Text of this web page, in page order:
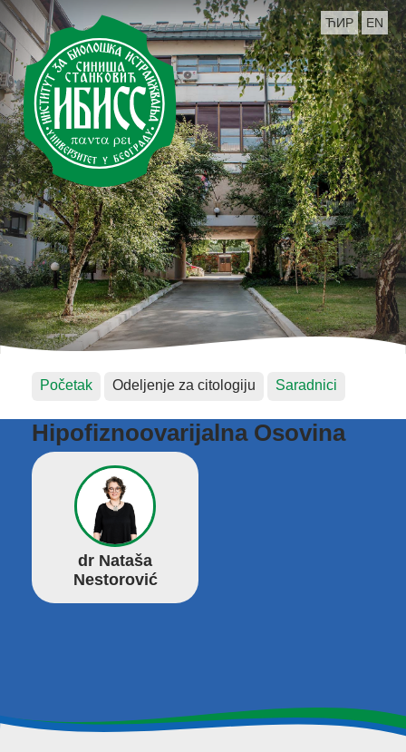
ЋИР EN
Početak Odeljenje za citologiju Saradnici
Hipofiznoovarijalna Osovina
dr Nataša
Nestorović